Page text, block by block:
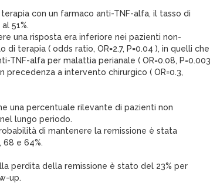
con un farmaco anti-TNF-alfa, il tasso di
51%.
una risposta era inferiore nei pazienti non-
di terapia ( odds ratio, OR=2.7, P=0.04 ), in quelli che
TNF-alfa per malattia perianale ( OR=0.08, P=0.003
precedenza a intervento chirurgico ( OR=0.3,
una percentuale rilevante di pazienti non
lungo periodo.
di mantenere la remissione è stata
e 64%.
perdita della remissione è stato del 23% per
up.